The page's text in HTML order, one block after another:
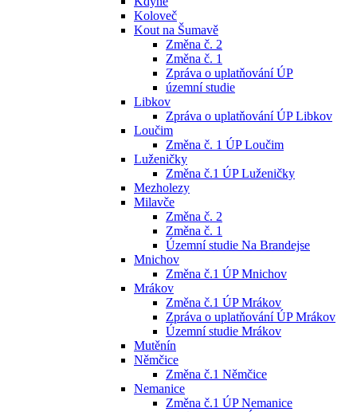
Koloveč
Kout na Šumavě
Změna č. 2
Změna č. 1
Zpráva o uplatňování ÚP
územní studie
Libkov
Zpráva o uplatňování ÚP Libkov
Loučim
Změna č. 1 ÚP Loučim
Luženičky
Změna č.1 ÚP Luženičky
Mezholezy
Milavče
Změna č. 2
Změna č. 1
Územní studie Na Brandejse
Mnichov
Změna č.1 ÚP Mnichov
Mrákov
Změna č.1 ÚP Mrákov
Zpráva o uplatňování ÚP Mrákov
Územní studie Mrákov
Mutěnín
Němčice
Změna č.1 Němčice
Nemanice
Změna č.1 ÚP Nemanice